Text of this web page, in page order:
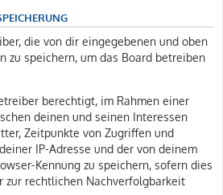
die von dir eingegebenen und oben
zu speichern, um das Board betreiben
berechtigt, im Rahmen einer
deinen und seinen Interessen
Zeitpunkte von Zugriffen und
IP-Adresse und der von deinem
Kennung zu speichern, sofern dies
zur rechtlichen Nachverfolgbarkeit